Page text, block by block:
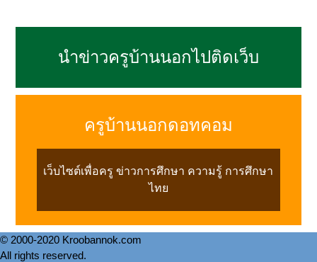
นำข่าวครูบ้านนอกไปติดเว็บ
ครูบ้านนอกดอทคอม
เว็บไซต์เพื่อครู ข่าวการศึกษา ความรู้ การศึกษา
ไทย
© 2000-2020 Kroobannok.com
All rights reserved.